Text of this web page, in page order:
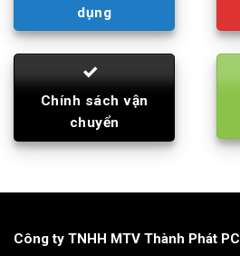
dụng
Chính sách vận
chuyển
Công ty TNHH MTV Thành Phát PC